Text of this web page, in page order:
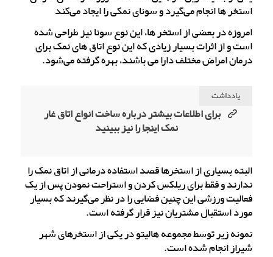
استخر ها انجام می‌گیرد و سونای نمکی را ایجاد می‌کند
امروزه در بعضی از استخر ها، این نوع سونا نیز طراحی شده
است و از اثرات بسیار زیادی که این نوع اتاق های نمک برای
درمان امراض مختلف دارا می باشند، بهره گرفته می‌شود.
یادداشت
برای اطلاعات بیشتر درباره ساخت انواع اتاق غار
نمکاینجارا نیز ببینید
البته بسیاری از استخرها قصد استفاده درمانی از اتاق نمک را
ندارند و فقط برای ریلکس کردن و استراحت نمودن پس از یک
فعالیت ورزشی این چنین فضایی را در نظر می‌گیرند که بسیار
مورد استقبال مشتریان نیز قرار گرفته است.
نمونه زیر توسط مجموعه هالیتو در یکی از استخرهای شهر
شیراز انجام شده است.